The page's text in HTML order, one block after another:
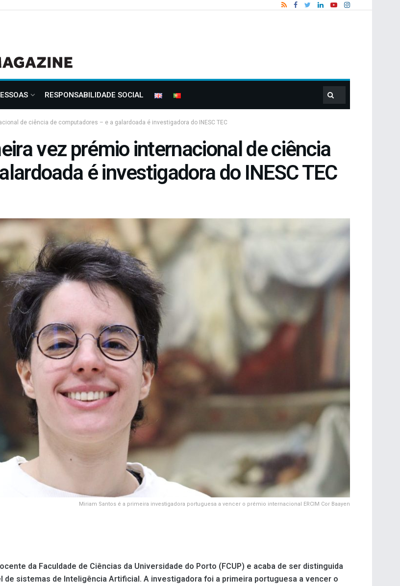
RESPONSABILIDADE SOCIAL
de ciência de computadores – e a galardoada é investigadora do INESC TEC
vez prémio internacional de ciência
é investigadora do INESC TEC
Miriam Santos é a primeira investigadora portuguesa a vencer o prémio internacional ERCIM Cor Baayen
da Faculdade de Ciências da Universidade do Porto (FCUP) e acaba de ser distinguida
sistemas de Inteligência Artificial. A investigadora foi a primeira portuguesa a vencer o